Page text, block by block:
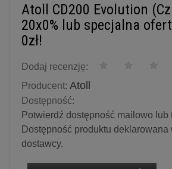
Atoll CD200 Evolution
20x0% lub specjalna
0zł!
Dodaj recenzję:
Producent: Atoll
Dostępność:
Potwierdź dostępność mailowo lub
Dostępność produktu deklarowana
dostawcy.